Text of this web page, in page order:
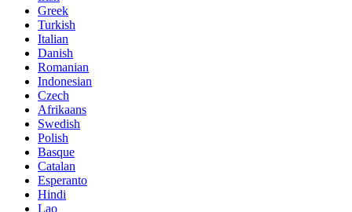
Greek
Turkish
Italian
Danish
Romanian
Indonesian
Czech
Afrikaans
Swedish
Polish
Basque
Catalan
Esperanto
Hindi
Lao